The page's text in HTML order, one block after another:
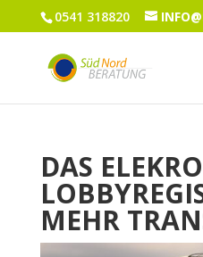
0541 318820
DAS
MEHR